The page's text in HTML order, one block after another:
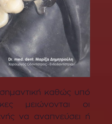
καθώς υπό
μειώνονται οι
να αναπνεύσει ή